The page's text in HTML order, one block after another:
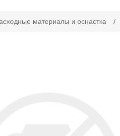
материалы и оснастка /